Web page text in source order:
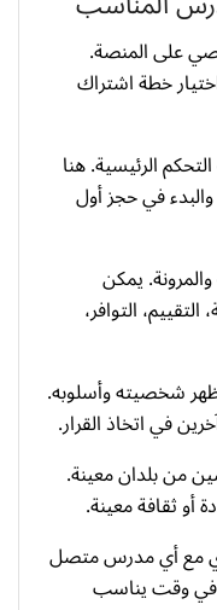
على المنصة.
خطة اشتراك
الرئيسية. هنا
في حجز أول
يمكن
التوافر،
شخصيته وأسلوبه.
في اتخاذ القرار.
من بلدان معينة.
ثقافة معينة.
مع أي مدرس متصل
في وقت يناسب